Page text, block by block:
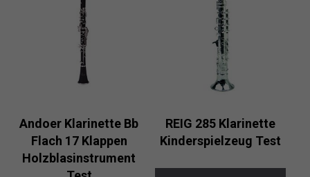
Andoer Klarinette Bb
Flach 17 Klappen
Holzblasinstrument
REIG 285 Klarinette
Kinderspielzeug Test